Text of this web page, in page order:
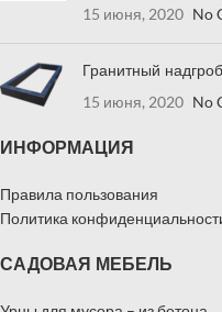
15 июня, 2020 No
Гранитный
15 июня, 2020 No
ИНФОРМАЦИЯ
Правила пользования
Политика
САДОВАЯ МЕБЕЛЬ